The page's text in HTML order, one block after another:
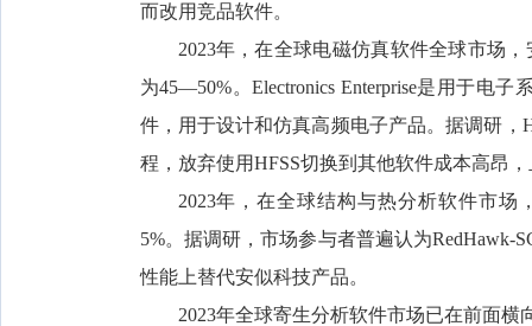
而改用竞品软件。
2023年，在全球电磁仿真软件全球市场，
为45—50%。Electronics Enterprise是用于电
件，用于设计和仿真高频电子产品。据调研
程，放弃使用HFSS切换到其他软件成本高昂
2023年，在全球结构与热分析软件市场
5%。据调研，市场参与者普遍认为
性能上替代安似科技产品。
2023年全球寄生分析软件市场已在前面